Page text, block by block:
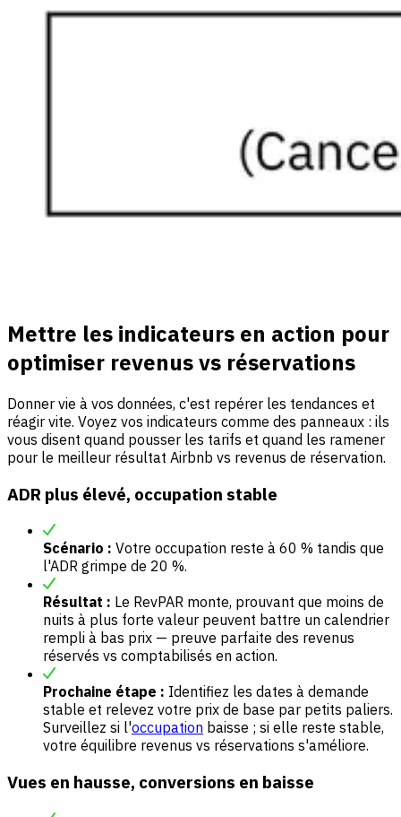
Mettre les indicateurs en action pour
optimiser revenus vs réservations
Donner vie à vos données, c'est repérer les tendances et
réagir vite. Voyez vos indicateurs comme des panneaux : ils
vous disent quand pousser les tarifs et quand les ramener
pour le meilleur résultat Airbnb vs revenus de réservation.
ADR plus élevé, occupation stable
Scénario : Votre occupation reste à 60 % tandis que
l'ADR grimpe de 20 %.
Résultat : Le RevPAR monte, prouvant que moins de
nuits à plus forte valeur peuvent battre un calendrier
rempli à bas prix — preuve parfaite des revenus
réservés vs comptabilisés en action.
Prochaine étape : Identifiez les dates à demande
stable et relevez votre prix de base par petits paliers.
Surveillez si l'occupation baisse ; si elle reste stable,
votre équilibre revenus vs réservations s'améliore.
Vues en hausse, conversions en baisse